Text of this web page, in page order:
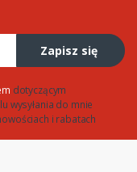
Zapisz się
dotyczącym
wysyłania do mnie
i rabatach